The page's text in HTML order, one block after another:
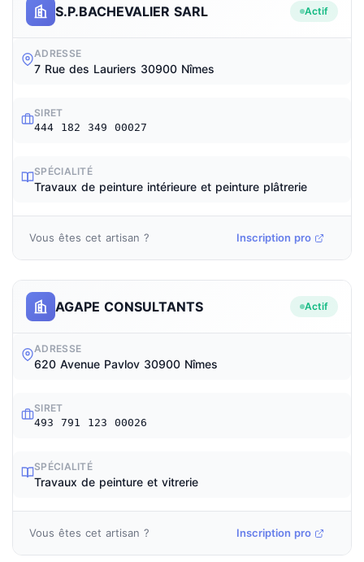
S.P.BACHEVALIER SARL Actif
ADRESSE
7 Rue des Lauriers 30900 Nîmes
SIRET
444 182 349 00027
SPÉCIALITÉ
Travaux de peinture intérieure et peinture plâtrerie
Vous êtes cet artisan ? Inscription pro
AGAPE CONSULTANTS Actif
ADRESSE
620 Avenue Pavlov 30900 Nîmes
SIRET
493 791 123 00026
SPÉCIALITÉ
Travaux de peinture et vitrerie
Vous êtes cet artisan ? Inscription pro